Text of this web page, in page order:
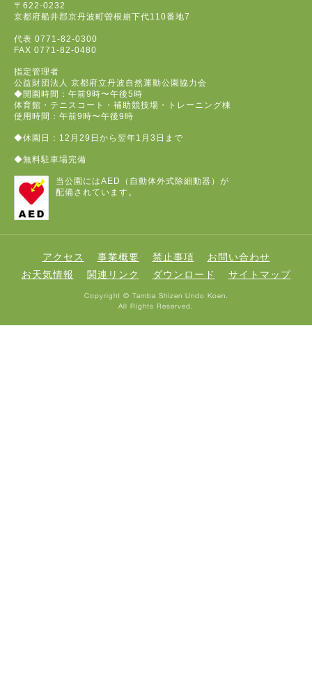
〒622-0232
京都府船井郡京丹波町曽根崩下代110番地7
代表 0771-82-0300
FAX 0771-82-0480
指定管理者
公益財団法人 京都府立丹波自然運動公園協力会
◆開園時間：午前9時〜午後5時
体育館・テニスコート・補助競技場・トレーニング棟
使用時間：午前9時〜午後9時
◆休園日：12月29日から翌年1月3日まで
◆無料駐車場完備
当公園にはAED（自動体外式除細動器）が
配備されています。
アクセス 事業概要 禁止事項
お問い合わせ
お天気情報
関連リンク ダウンロード サイトマップ
Copyright © Tamba Shizen Undo Koen.
All Rights Reserved.